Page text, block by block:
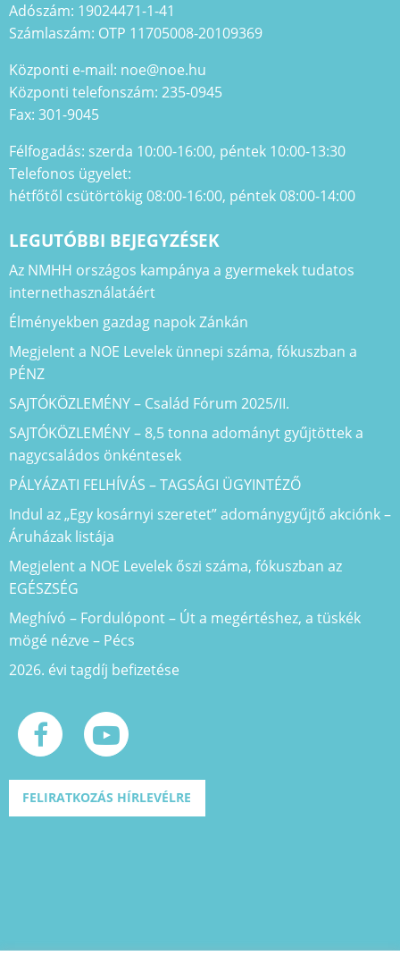
Adószám: 19024471-1-41
Számlaszám: OTP 11705008-20109369
Központi e-mail: noe@noe.hu
Központi telefonszám: 235-0945
Fax: 301-9045
Félfogadás: szerda 10:00-16:00, péntek 10:00-13:30
Telefonos ügyelet:
hétfőtől csütörtökig 08:00-16:00, péntek 08:00-14:00
LEGUTÓBBI BEJEGYZÉSEK
Az NMHH országos kampánya a gyermekek tudatos
internethasználatáért
Élményekben gazdag napok Zánkán
Megjelent a NOE Levelek ünnepi száma, fókuszban a
PÉNZ
SAJTÓKÖZLEMÉNY – Család Fórum 2025/II.
SAJTÓKÖZLEMÉNY – 8,5 tonna adományt gyűjtöttek a
nagycsaládos önkéntesek
PÁLYÁZATI FELHÍVÁS – TAGSÁGI ÜGYINTÉZŐ
Indul az „Egy kosárnyi szeretet” adománygyűjtő akciónk –
Áruházak listája
Megjelent a NOE Levelek őszi száma, fókuszban az
EGÉSZSÉG
Meghívó – Fordulópont – Út a megértéshez, a tüskék
mögé nézve – Pécs
2026. évi tagdíj befizetése
FELIRATKOZÁS HÍRLEVÉLRE